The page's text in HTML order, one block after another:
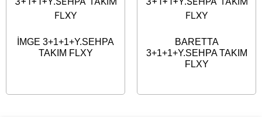
İMGE 3+1+1+Y.SEHPA
TAKIM FLXY
BARETTA
3+1+1+Y.SEHPA TAKIM
FLXY